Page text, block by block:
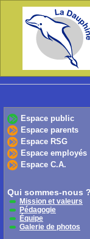
Espace public
Espace parents
Espace RSG
Espace employés
Espace C.A.
Qui sommes-nous ?
Mission et valeurs
Pédagogie
Équipe
Galerie de photos